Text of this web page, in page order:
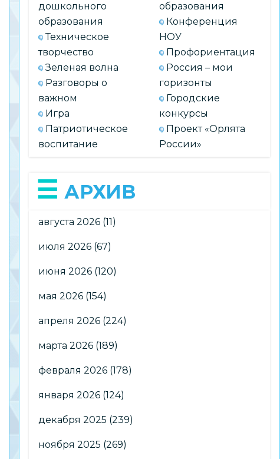
дошкольного
образования
Техническое
творчество
Зеленая волна
Разговоры о
важном
Игра
Патриотическое
воспитание
образования
Конференция
НОУ
Профориентация
Россия – мои
горизонты
Городские
конкурсы
Проект «Орлята
России»
АРХИВ
августа 2026 (11)
июля 2026 (67)
июня 2026 (120)
мая 2026 (154)
апреля 2026 (224)
марта 2026 (189)
февраля 2026 (178)
января 2026 (124)
декабря 2025 (239)
ноября 2025 (269)